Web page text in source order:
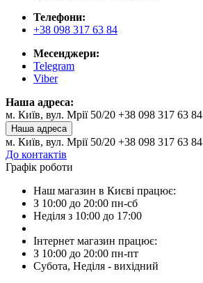
Телефони:
+38 098 317 63 84
Месенджери:
Telegram
Viber
Наша адреса:
м. Київ, вул. Мрії 50/20 +38 098 317 63 84
Наша адреса
м. Київ, вул. Мрії 50/20 +38 098 317 63 84
До контактів
Графік роботи
Наш магазин в Києві працює:
З 10:00 до 20:00 пн-сб
Неділя з 10:00 до 17:00
Інтернет магазин працює:
З 10:00 до 20:00 пн-пт
Субота, Неділя - вихідний